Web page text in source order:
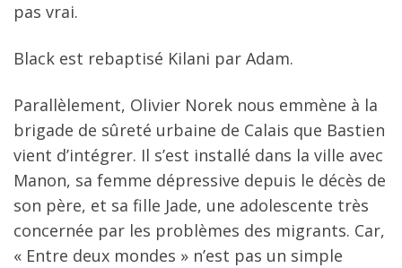
pas vrai.
Black est rebaptisé Kilani par Adam.
Parallèlement, Olivier Norek nous emmène à la
brigade de sûreté urbaine de Calais que Bastien
vient d’intégrer. Il s’est installé dans la ville avec
Manon, sa femme dépressive depuis le décès de
son père, et sa fille Jade, une adolescente très
concernée par les problèmes des migrants. Car,
« Entre deux mondes » n’est pas un simple